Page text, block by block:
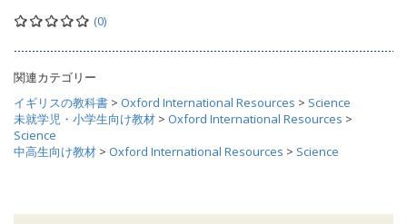
(0)
関連カテゴリー
イギリスの教科書 > Oxford International Resources > Science
未就学児・小学生向け教材 > Oxford International Resources >
Science
中高生向け教材 > Oxford International Resources > Science